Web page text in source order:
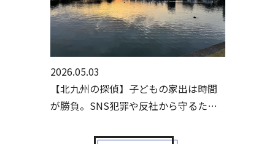
2026.05.03
【北九州の探偵】子どもの家出は時間
が勝負。SNS犯罪や反社から守るため